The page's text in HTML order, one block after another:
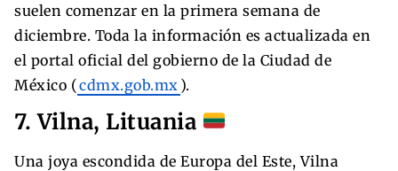
suelen comenzar en la primera semana de
diciembre. Toda la información es actualizada en
el portal oficial del gobierno de la Ciudad de
México (cdmx.gob.mx ).
7. Vilna, Lituania
Una joya escondida de Europa del Este, Vilna